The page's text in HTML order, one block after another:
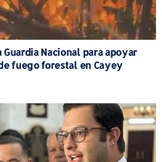
Nacional para apoyar
fuego forestal en Cayey